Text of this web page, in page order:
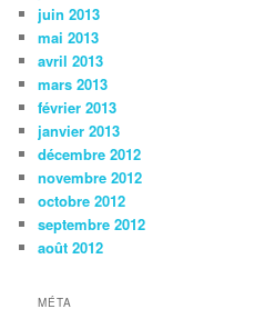
juin 2013
mai 2013
avril 2013
mars 2013
février 2013
janvier 2013
décembre 2012
novembre 2012
octobre 2012
septembre 2012
août 2012
MÉTA